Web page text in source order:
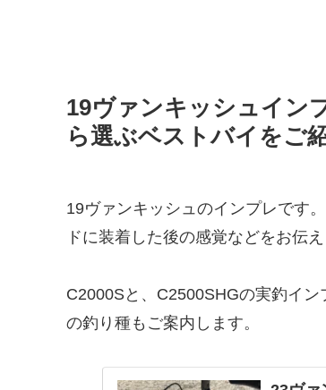
19ヴァンキッシュイン
ら選ぶベストバイをご
19ヴァンキッシュのインプレです
ドに装着した後の感覚などをお伝え
C2000Sと、C2500SHGの実釣イ
の釣り種もご案内します。